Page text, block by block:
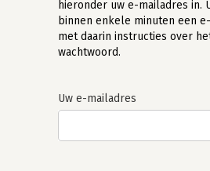
hieronder uw e-mailadres in.
binnen enkele minuten een
met daarin instructies over
wachtwoord.
Uw e-mailadres